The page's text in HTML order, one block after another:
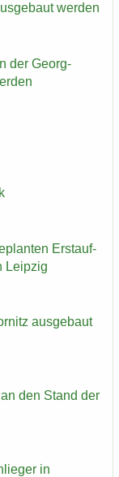
wer­den
der Georg-​
Erst­auf­
Leip­zig
aus­ge­baut
den Stand der
in